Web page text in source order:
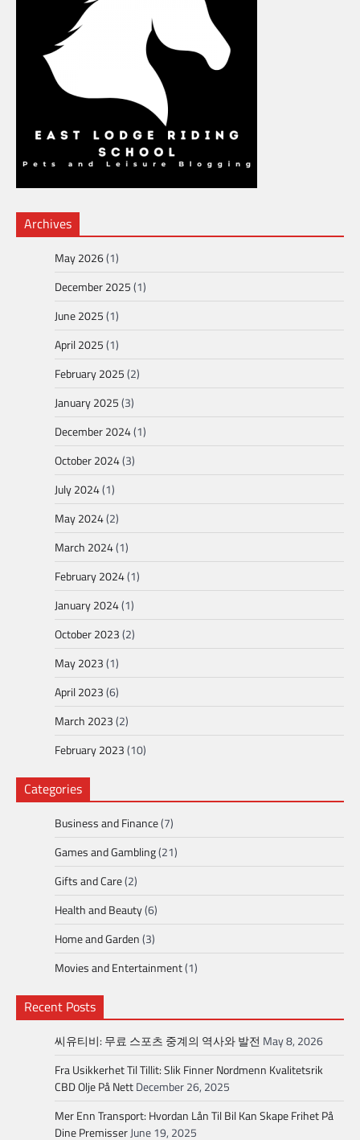
Archives
May 2026(1)
December 2025(1)
June 2025(1)
April 2025(1)
February 2025(2)
January 2025(3)
December 2024(1)
October 2024(3)
July 2024(1)
May 2024(2)
March 2024(1)
February 2024(1)
January 2024(1)
October 2023(2)
May 2023(1)
April 2023(6)
March 2023(2)
February 2023(10)
Categories
Business and Finance(7)
Games and Gambling(21)
Gifts and Care(2)
Health and Beauty(6)
Home and Garden(3)
Movies and Entertainment(1)
Recent Posts
씨유티비: 무료 스포츠 중계의 역사와 발전 May 8, 2026
Fra Usikkerhet Til Tillit: Slik Finner Nordmenn Kvalitetsrik
CBD Olje På NettDecember 26, 2025
Mer Enn Transport: Hvordan Lån Til Bil Kan Skape Frihet På
Dine PremisserJune 19, 2025